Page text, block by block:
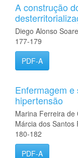
A construção
Diego Alonso
177-179
PDF-A
Enfermagem
hipertensão
Marina Ferreira de
Márcia dos Santos
180-182
PDF-A